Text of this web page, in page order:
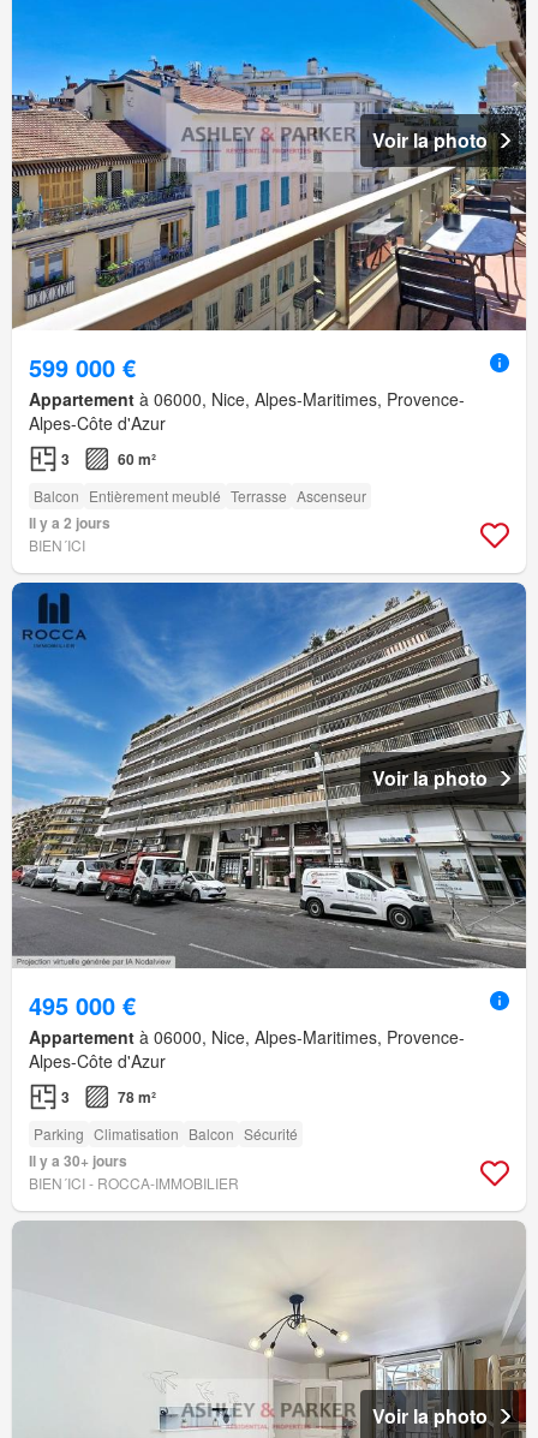
Voir la photo
599 000 €
Appartement à 06000, Nice, Alpes-Maritimes, Provence-
Alpes-Côte d'Azur
3 60 m²
Balcon Entièrement meublé Terrasse Ascenseur
Il y a 2 jours
BIEN´ICI
Voir la photo
495 000 €
Appartement à 06000, Nice, Alpes-Maritimes, Provence-
Alpes-Côte d'Azur
3 78 m²
Parking Climatisation Balcon Sécurité
Il y a 30+ jours
BIEN´ICI - ROCCA-IMMOBILIER
Voir la photo